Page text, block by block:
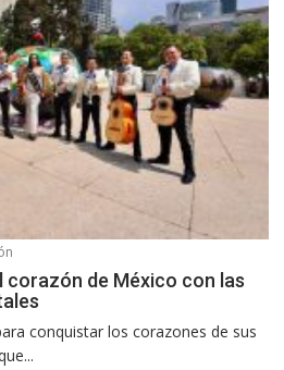
de México con las
conquistar los corazones de sus